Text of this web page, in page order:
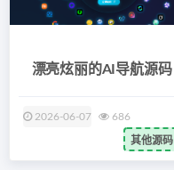
漂亮炫丽的AI导航源码
2026-06-07 686
其他源码